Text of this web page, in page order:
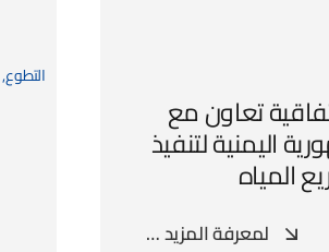
تعاون مع
اليمنية لتنفيذ
المياه
لمعرفة المزيد …
التطوع,